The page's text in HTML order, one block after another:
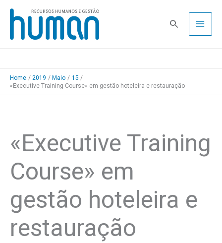
Skip
content
Pesquisa
Home 2019 Maio
15
«Executive Training Course» em gestão hoteleira e restauração
«Executive Training
Course» em
gestão hoteleira e
restauração